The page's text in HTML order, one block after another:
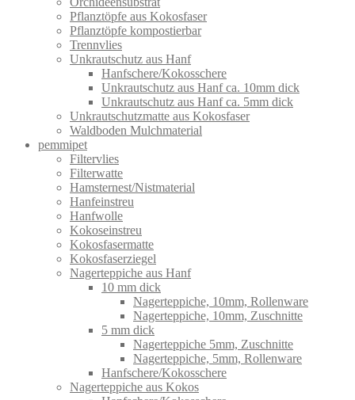
Pflanztöpfe aus Kokosfaser
Pflanztöpfe kompostierbar
Trennvlies
Unkrautschutz aus Hanf
Hanfschere/Kokosschere
Unkrautschutz aus Hanf ca. 10mm dick
Unkrautschutz aus Hanf ca. 5mm dick
Unkrautschutzmatte aus Kokosfaser
Waldboden Mulchmaterial
pemmipet
Filtervlies
Filterwatte
Hamsternest/Nistmaterial
Hanfeinstreu
Hanfwolle
Kokoseinstreu
Kokosfasermatte
Kokosfaserziegel
Nagerteppiche aus Hanf
10 mm dick
Nagerteppiche, 10mm, Rollenware
Nagerteppiche, 10mm, Zuschnitte
5 mm dick
Nagerteppiche 5mm, Zuschnitte
Nagerteppiche, 5mm, Rollenware
Hanfschere/Kokosschere
Nagerteppiche aus Kokos